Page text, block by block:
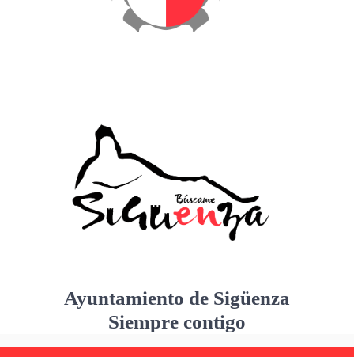
Ayuntamiento de Sigüenza
Siempre contigo